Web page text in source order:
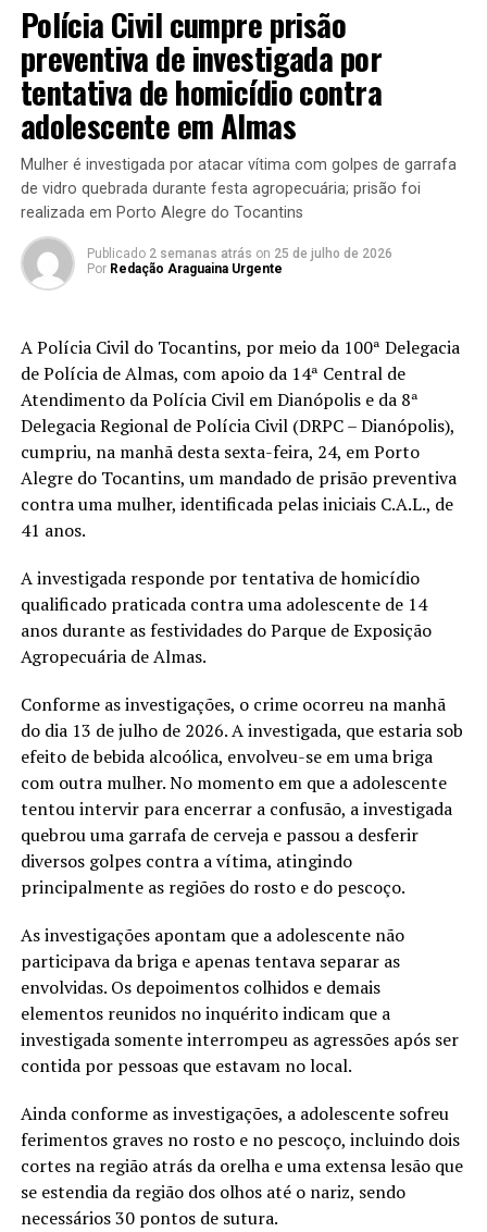
Polícia Civil cumpre prisão
preventiva de investigada por
tentativa de homicídio contra
adolescente em Almas
Mulher é investigada por atacar vítima com golpes de garrafa
de vidro quebrada durante festa agropecuária; prisão foi
realizada em Porto Alegre do Tocantins
Publicado 2 semanas atrás on 25 de julho de 2026
Por Redação Araguaina Urgente
A Polícia Civil do Tocantins, por meio da 100ª Delegacia
de Polícia de Almas, com apoio da 14ª Central de
Atendimento da Polícia Civil em Dianópolis e da 8ª
Delegacia Regional de Polícia Civil (DRPC – Dianópolis),
cumpriu, na manhã desta sexta-feira, 24, em Porto
Alegre do Tocantins, um mandado de prisão preventiva
contra uma mulher, identificada pelas iniciais C.A.L., de
41 anos.
A investigada responde por tentativa de homicídio
qualificado praticada contra uma adolescente de 14
anos durante as festividades do Parque de Exposição
Agropecuária de Almas.
Conforme as investigações, o crime ocorreu na manhã
do dia 13 de julho de 2026. A investigada, que estaria sob
efeito de bebida alcoólica, envolveu-se em uma briga
com outra mulher. No momento em que a adolescente
tentou intervir para encerrar a confusão, a investigada
quebrou uma garrafa de cerveja e passou a desferir
diversos golpes contra a vítima, atingindo
principalmente as regiões do rosto e do pescoço.
As investigações apontam que a adolescente não
participava da briga e apenas tentava separar as
envolvidas. Os depoimentos colhidos e demais
elementos reunidos no inquérito indicam que a
investigada somente interrompeu as agressões após ser
contida por pessoas que estavam no local.
Ainda conforme as investigações, a adolescente sofreu
ferimentos graves no rosto e no pescoço, incluindo dois
cortes na região atrás da orelha e uma extensa lesão que
se estendia da região dos olhos até o nariz, sendo
necessários 30 pontos de sutura.